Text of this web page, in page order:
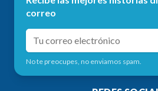
correo
No te preocupes, no enviamos spam.